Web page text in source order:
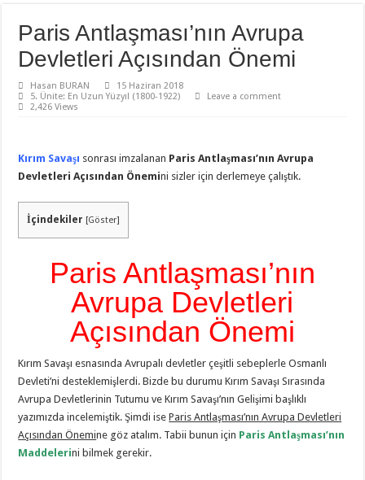
Paris Antlaşması’nın Avrupa
Devletleri Açısından Önemi
Hasan BURAN
15 Haziran 2018
5. Ünite: En Uzun Yüzyıl (1800-1922)
Leave a comment
2,426 Views
Kırım Savaşı sonrası imzalanan Paris Antlaşması’nın Avrupa
Devletleri Açısından Önemini sizler için derlemeye çalıştık.
İçindekiler [Göster]
Paris Antlaşması’nın
Avrupa Devletleri
Açısından Önemi
Kırım Savaşı esnasında Avrupalı devletler çeşitli sebeplerle Osmanlı
Devleti’ni desteklemişlerdi. Bizde bu durumu Kırım Savaşı Sırasında
Avrupa Devletlerinin Tutumu ve Kırım Savaşı’nın Gelişimi başlıklı
yazımızda incelemiştik. Şimdi iseParis Antlaşması’nın Avrupa Devletleri
Açısından Önemine göz atalım. Tabii bunun için Paris Antlaşması’nın
Maddelerini bilmek gerekir.